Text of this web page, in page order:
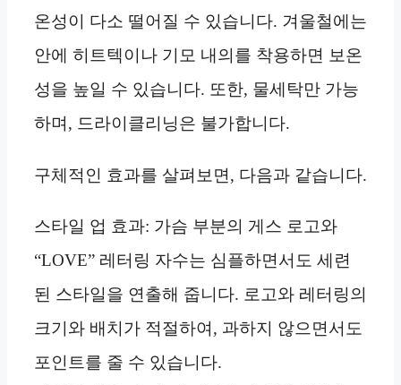
온성이 다소 떨어질 수 있습니다. 겨울철에는
안에 히트텍이나 기모 내의를 착용하면 보온
성을 높일 수 있습니다. 또한, 물세탁만 가능
하며, 드라이클리닝은 불가합니다.
구체적인 효과를 살펴보면, 다음과 같습니다.
스타일 업 효과: 가슴 부분의 게스 로고와
“LOVE” 레터링 자수는 심플하면서도 세련
된 스타일을 연출해 줍니다. 로고와 레터링의
크기와 배치가 적절하여, 과하지 않으면서도
포인트를 줄 수 있습니다.